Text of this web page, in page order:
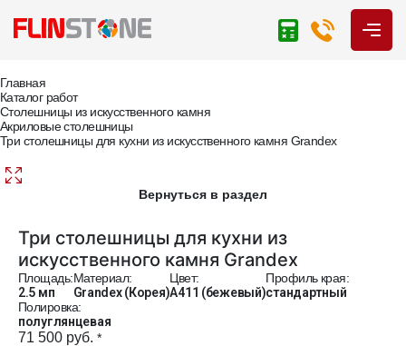
Главная
Каталог работ
Столешницы из искусственного камня
Акриловые столешницы
Три столешницы для кухни из искусственного камня Grandex
Вернуться в раздел
Три столешницы для кухни из
искусственного камня Grandex
Площадь:
2.5 мп
Материал:
Grandex (Корея)
Цвет:
A411 (бежевый)
Профиль края:
стандартный
Полировка:
полуглянцевая
71 500 руб. *